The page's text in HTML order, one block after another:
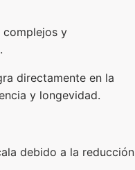
complejos y
directamente en la
y longevidad.
debido a la reducción